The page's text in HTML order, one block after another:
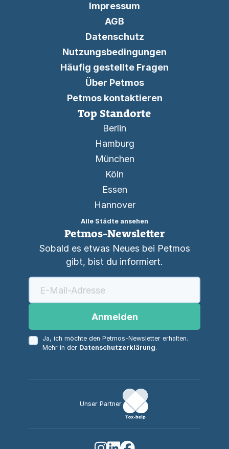
Impressum
AGB
Datenschutz
Nutzungsbedingungen
Häufig gestellte Fragen
Über Petmos
Petmos kontaktieren
Top Standorte
Berlin
Hamburg
München
Köln
Essen
Hannover
Alle Städte ansehen
Petmos-Newsletter
Sobald es etwas Neues bei Petmos
gibt, bist du informiert.
Anmelden
Ja, ich möchte den Petmos-Newsletter erhalten.
Mehr in der Datenschutzerklärung.
Unser Partner